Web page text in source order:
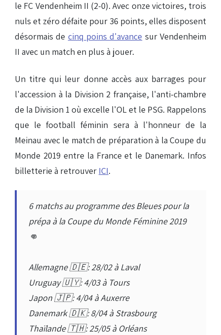
le FC Vendenheim II (2-0). Avec onze victoires, trois
nuls et zéro défaite pour 36 points, elles disposent
désormais de cinq poins d'avance sur Vendenheim
II avec un match en plus à jouer.
Un titre qui leur donne accès aux barrages pour
l'accession à la Division 2 française, l'anti-chambre
de la Division 1 où excelle l'OL et le PSG. Rappelons
que le football féminin sera à l'honneur de la
Meinau avec le match de préparation à la Coupe du
Monde 2019 entre la France et le Danemark. Infos
billetterie à retrouver ICI.
6 matchs au programme des Bleues pour la
prépa à la Coupe du Monde Féminine 2019
👊
Allemagne 🇩🇪: 28/02 à Laval
Uruguay 🇺🇾: 4/03 à Tours
Japon 🇯🇵: 4/04 à Auxerre
Danemark 🇩🇰: 8/04 à Strasbourg
Thaïlande 🇹🇭: 25/05 à Orléans